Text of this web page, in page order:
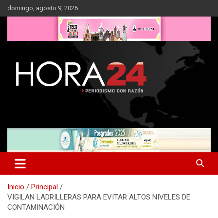
Saltar
al
domingo, agosto 9, 2026
Inicio
Principal
VIGILAN LADRILLERAS PARA EVITAR ALTOS NIVELES DE
CONTAMINACIÓN